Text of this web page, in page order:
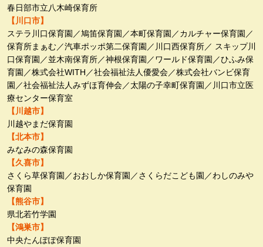
春日部市立八木崎保育所
【川口市】
ステラ川口保育園／鳩笛保育園／本町保育園／カルチャー保育園／
保育所まぁむ／汽車ポッポ第二保育園／川口西保育所／ スキップ川
口保育園／並木南保育所／神根保育園／ワールド保育園／ひふみ保
育園／株式会社WITH／社会福祉法人優愛会／株式会社バンビ保育
園／社会福祉法人みずほ育伸会／太陽の子幸町保育園／川口市立医
療センター保育室
【川越市】
川越やまだ保育園
【北本市】
みなみの森保育園
【久喜市】
さくら草保育園／おおしか保育園／さくらだこども園／わしのみや
保育園
【熊谷市】
県北若竹学園
【鴻巣市】
中央たんぽぽ保育園